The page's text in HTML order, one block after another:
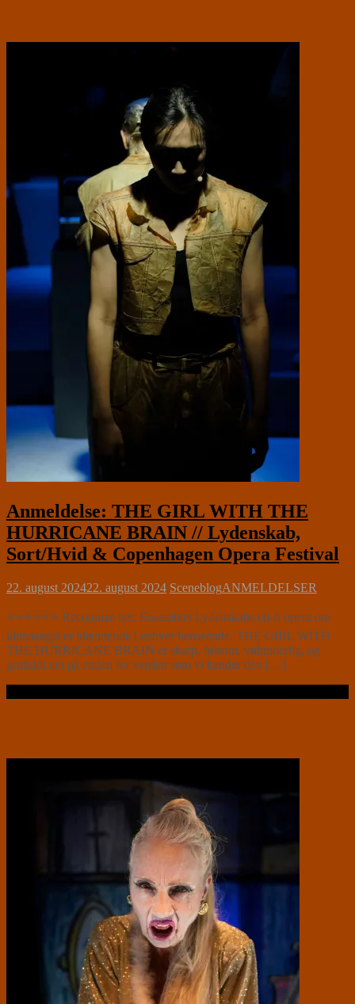
Anmeldelse: THE GIRL WITH THE
HURRICANE BRAIN // Lydenskab,
Sort/Hvid & Copenhagen Opera Festival
22. august 202422. august 2024 SceneblogANMELDELSER
⭐⭐⭐⭐⭐⭐ Recognize her. Ensemblet Lydenskabs cli-fi opera om
klimaangst er blændende i enhver henseende. THE GIRL WITH
THE HURRICANE BRAIN er skarp, følsom, vidunderlig, og
grufuldt tæt på enden for verden som vi kender den.[…]